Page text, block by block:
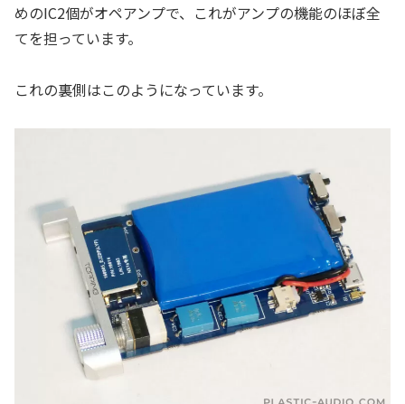
めのIC2個がオペアンプで、これがアンプの機能のほぼ全
てを担っています。
これの裏側はこのようになっています。